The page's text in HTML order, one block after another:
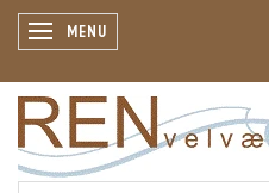
SKIFTE NAVIGATION
MENU